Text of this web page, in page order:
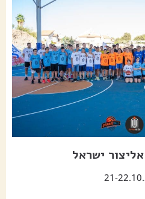
ישראל
21-